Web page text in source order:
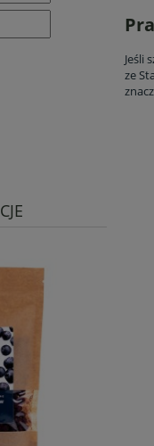
Jeśli
ze